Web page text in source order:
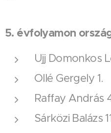
5. évfolyamon
Ujj Domonkos
Ollé Gergely 1.
Raffay András
Sárközi Balázs